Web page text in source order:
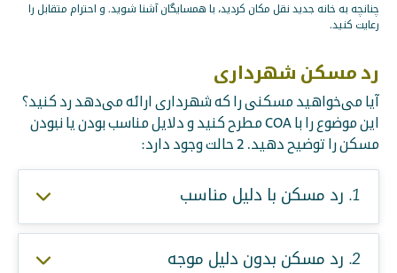
چنانچه به خانه جدید نقل مکان کردید، با همسایگان آشنا شوید. و احترام متقابل را
رعایت کنید.
رد مسکن شهرداری
آیا می‌خواهید مسکنی را که شهرداری ارائه می‌دهد رد کنید؟
این موضوع را با COA مطرح کنید و دلایل مناسب بودن یا نبودن
مسکن را توضیح دهید. 2 حالت وجود دارد:
1. رد مسکن با دلیل مناسب
2. رد مسکن بدون دلیل موجه